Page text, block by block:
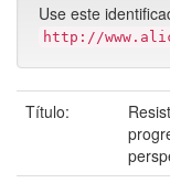
Use este
http://
Título: